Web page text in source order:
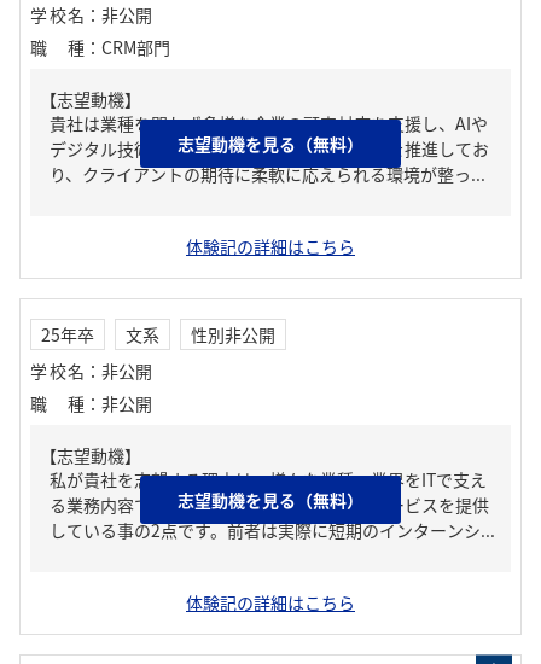
学校名 ： 非公開
職種 ： CRM部門
【志望動機】
貴社は業種を問わず多様な企業の顧客対応を支援し、AIや
デジタル技術も積極的に取り入れて業務改善を推進してお
り、クライアントの期待に柔軟に応えられる環境が整っ...
体験記の詳細はこちら
志望動機を見る（無料）
25年卒 文系
性別非公開
学校名 ： 非公開
職種 ： 非公開
【志望動機】
私が貴社を志望する理由は、様々な業種・業界をITで支え
る業務内容である事、お客様に寄り添ったサービスを提供
している事の2点です。前者は実際に短期のインターンシ...
体験記の詳細はこちら
志望動機を見る（無料）